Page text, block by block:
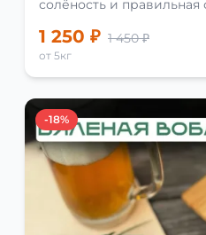
солёность и правильная
1 250 ₽ 1 450 ₽
от 5кг
-18%